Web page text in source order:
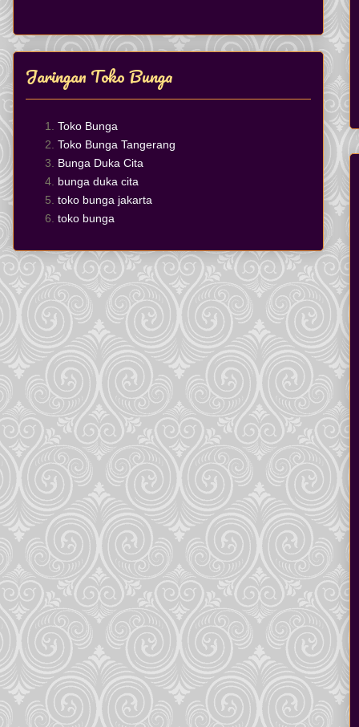
Jaringan Toko Bunga
Toko Bunga
Toko Bunga Tangerang
Bunga Duka Cita
bunga duka cita
toko bunga jakarta
toko bunga